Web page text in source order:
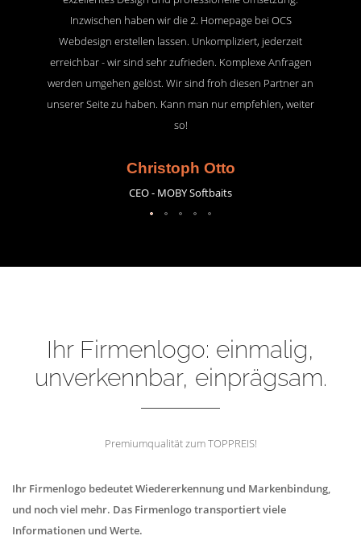
Inzwischen haben wir die 2. Homepage bei OCS
Webdesign erstellen lassen. Unkompliziert, jederzeit
erreichbar - wir sind sehr zufrieden. Komplexe Anfragen
werden umgehen gelöst. Wir sind froh diesen Partner an
unserer Seite zu haben. Kann man nur empfehlen, weiter
so!
Christoph Otto
CEO - MOBY Softbaits
Ihr Firmenlogo: einmalig,
unverkennbar, einprägsam.
Premiumqualität zum TOPPREIS!
Ihr Firmenlogo bedeutet Wiedererkennung und Markenbindung,
und noch viel mehr. Das Firmenlogo transportiert viele
Informationen und Werte.